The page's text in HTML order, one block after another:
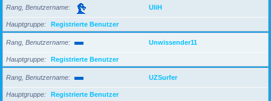
Rang, Benutzername UliH
Hauptgruppe Registrierte Benutzer
Rang, Benutzername Unwissender11
Hauptgruppe Registrierte Benutzer
Rang, Benutzername UZSurfer
Hauptgruppe Registrierte Benutzer